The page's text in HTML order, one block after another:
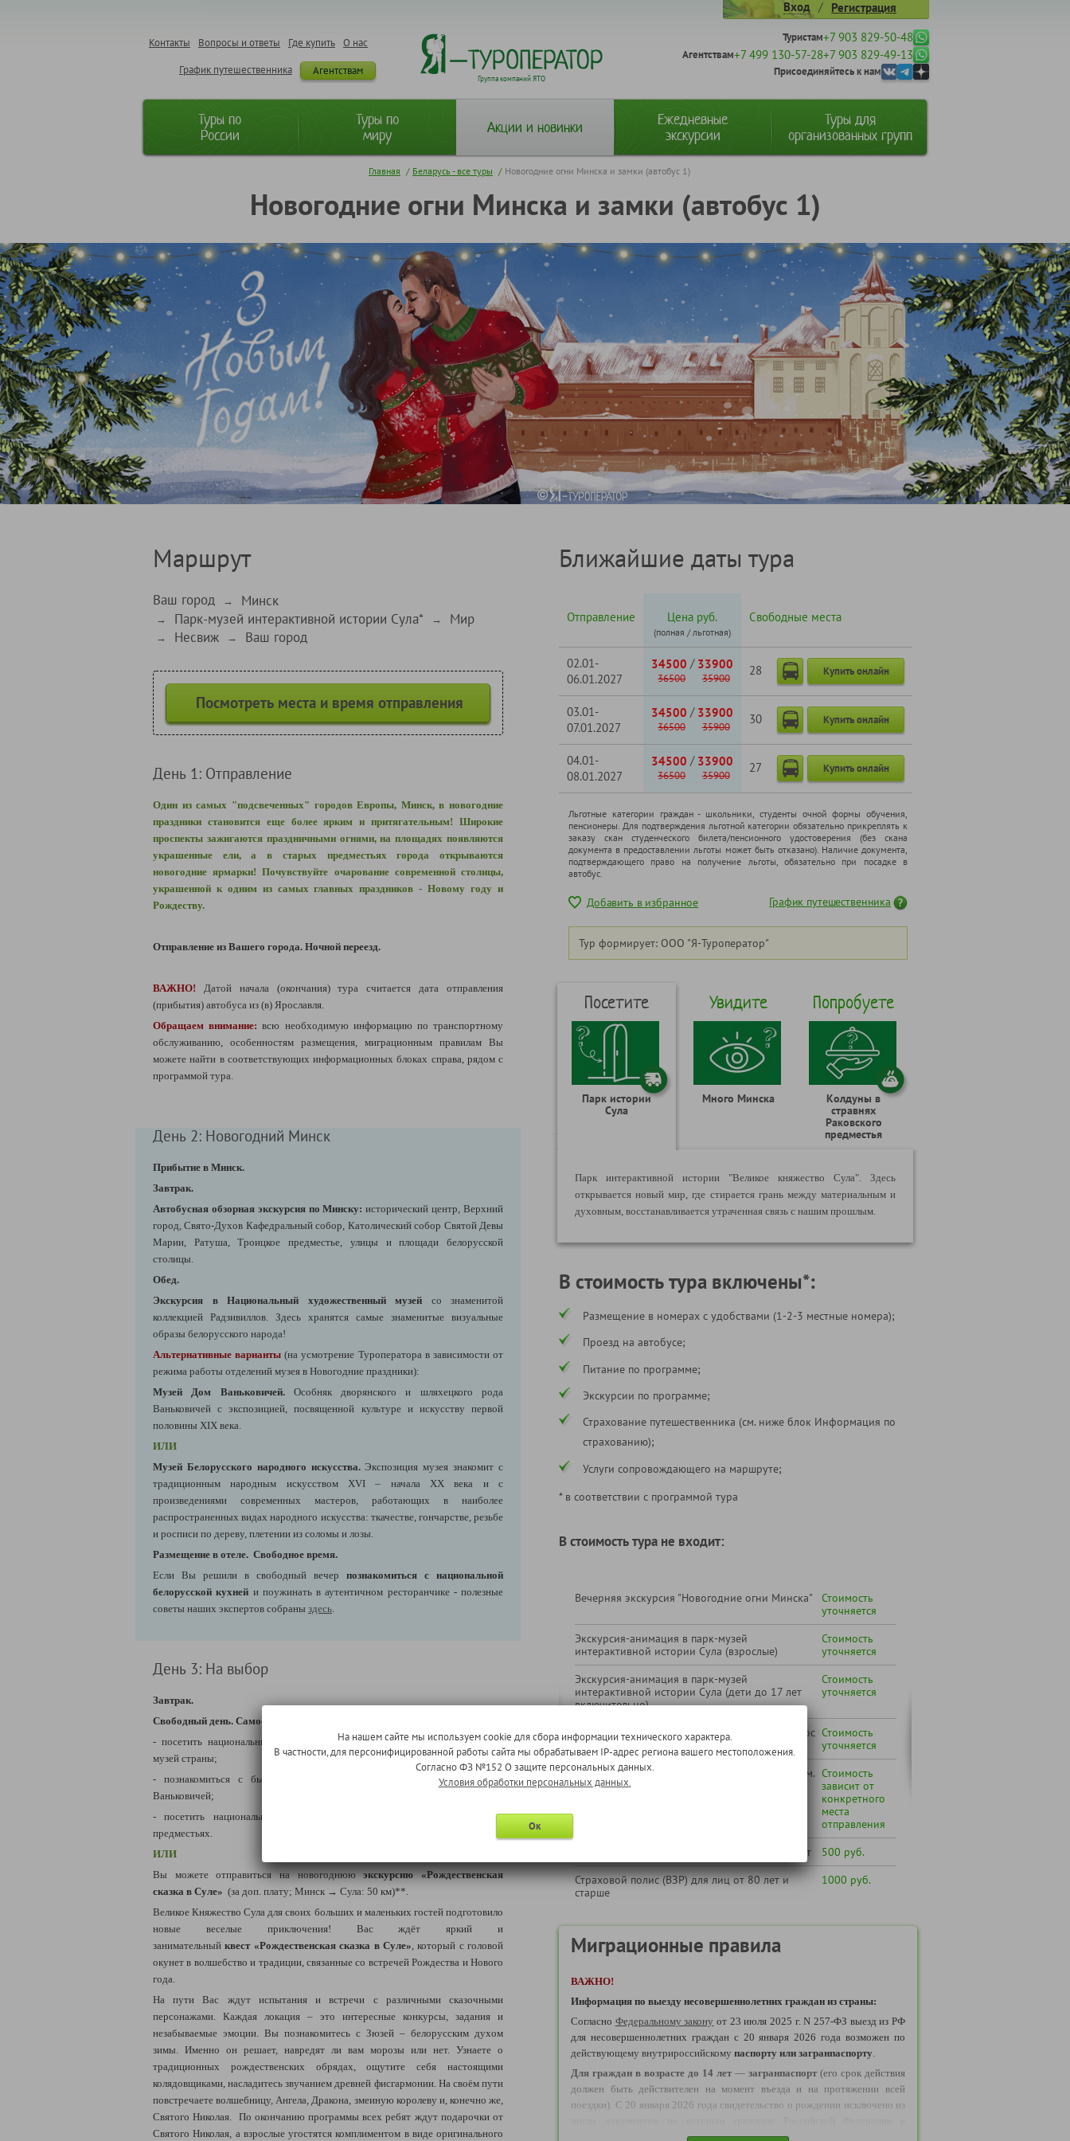
Вход / Регистрация
О нас
Где купить
Вопросы и ответы
Контакты
Агентствам
График путешественника
Группа компаний ЯТО
Туристам+7 903 829-50-48
Агентствам+7 499 130-57-28+7 903 829-49-13
Присоединяйтесь к нам
Туры по
России
Туры по
миру
Акции и новинки
Ежедневные
экскурсии
Туры для
организованных групп
Главная / Беларусь - все туры / Новогодние огни Минска и замки (автобус 1)
Новогодние огни Минска и замки (автобус 1)
Маршрут
Ваш город → Минск
→ Парк-музей интерактивной истории Сула* → Мир
→ Несвиж → Ваш город
Посмотреть места и время отправления
День 1: Отправление
Один из самых "подсвеченных" городов Европы, Минск, в новогодние
праздники становится еще более ярким и притягательным! Широкие
проспекты зажигаются праздничными огнями, на площадях появляются
украшенные ели, а в старых предместьях города открываются
новогодние ярмарки! Почувствуйте очарование современной столицы,
украшенной к одним из самых главных праздников - Новому году и
Рождеству.
Отправление из Вашего города. Ночной переезд.
ВАЖНО! Датой начала (окончания) тура считается дата отправления
(прибытия) автобуса из (в) Ярославля.
Обращаем внимание:всю необходимую информацию по транспортному
обслуживанию, особенностям размещения, миграционным правилам Вы
можете найти в соответствующих информационных блоках справа, рядом с
программой тура.
День 2: Новогодний Минск
Прибытие в Минск.
Завтрак.
Автобусная обзорная экскурсия по Минску:исторический центр, Верхний
город, Свято-Духов Кафедральный собор, Католический собор Святой Девы
Марии, Ратуша, Троицкое предместье, улицы и площади белорусской
столицы.
Обед.
Экскурсия в Национальный художественный музей со знаменитой
коллекцией Радзивиллов. Здесь хранятся самые знаменитые визуальные
образы белорусского народа!
Альтернативные варианты (на усмотрение Туроператора в зависимости от
режима работы отделений музея в Новогодние праздники):
Музей Дом Ваньковичей.Особняк дворянского и шляхецкого рода
Ваньковичей с экспозицией, посвященной культуре и искусству первой
половины XIX века.
ИЛИ
Музей Белорусского народного искусства.Экспозиция музея знакомит с
традиционным народным искусством ХVI – начала XX века и с
произведениями современных мастеров, работающих в наиболее
распространенных видах народного искусства: ткачестве, гончарстве, резьбе
и росписи по дереву, плетении из соломы и лозы.
Размещение в отеле. Свободное время.
Если Вы решили в свободный вечер познакомиться с национальной
белорусской кухней и поужинать в аутентичном ресторанчике - полезные
советы наших экспертов собраны здесь
День 3: На выбор
Завтрак.
Свободный день. Самостоятельно Вы сможете:
- посетить национальный исторический музей Белоруссии - крупнейший
музей страны;
- познакомиться с бытом минской шляхты - посетить усадьбу-музей
Ваньковичей;
- посетить национальные стравни (корчмы) в Раковском и Троицком
предместьях.
ИЛИ
Вы можете отправиться на новогоднююэкскурсию «Рождественская
сказка в Суле» (за доп. плату; Минск → Сула: 50 км)**.
Великое Княжество Сула для своих больших и маленьких гостей подготовило
новые веселые приключения! Вас ждёт яркий и
занимательныйквест «Рождественская сказка в Суле» , который с головой
окунет в волшебство и традиции, связанные со встречей Рождества и Нового
года.
На пути Вас ждут испытания и встречи с различными сказочными
персонажами. Каждая локация – это интересные конкурсы, задания и
незабываемые эмоции. Вы познакомитесь с Зюзей – белорусским духом
зимы. Именно он решает, навредят ли вам морозы или нет. Узнаете о
традиционных рождественских обрядах, ощутите себя настоящими
колядовщиками, насладитесь звучанием древней фисгармонии. На своём пути
повстречаете волшебницу, Ангела, Дракона, змеиную королеву и, конечно же,
Святого Николая. По окончанию программы всех ребят ждут подарочки от
Святого Николая, а взрослые угостятся комплиментом в виде оригинального
Ближайшие даты тура
Отправление Цена руб.
(полная / льготная)
Свободные места
02.01-
06.01.2027
34500 / 33900
36500 35900
28 Купить онлайн
03.01-
07.01.2027
34500 / 33900
36500 35900
30 Купить онлайн
04.01-
08.01.2027
34500 / 33900
36500 35900
27 Купить онлайн
Льготные категории граждан - школьники, cтуденты очной формы обучения,
пенсионеры. Для подтверждения льготной категории обязательно прикреплять к
заказу скан студенческого билета/пенсионного удостоверения (без скана
документа в предоставлении льготы может быть отказано). Наличие документа,
подтверждающего право на получение льготы, обязательно при посадке в
автобус.
Добавить в избранное График путешественника
Тур формирует: ООО "Я-Туроператор"
Посетите
Парк истории
Сула
Увидите
Много Минска
Попробуете
Колдуны в
стравнях
Раковского
предместья
Парк интерактивной истории "Великое княжество Сула". Здесь
открывается новый мир, где стирается грань между материальным и
духовным, восстанавливается утраченная связь с нашим прошлым.
В стоимость тура включены*:
Размещение в номерах с удобствами (1-2-3 местные номера);
Проезд на автобусе;
Питание по программе;
Экскурсии по программе;
Страхование путешественника (см. ниже блок Информация по
страхованию);
Услуги сопровождающего на маршруте;
* в соответствии с программой тура
В стоимость тура не входит:
Вечерняя экскурсия "Новогодние огни Минска"
Стоимость
уточняется
Экскурсия-анимация в парк-музей
интерактивной истории Сула (взрослые)
Стоимость
уточняется
Экскурсия-анимация в парк-музей
интерактивной истории Сула (дети до 17 лет
включительно)
Стоимость
уточняется
1-местное размещение (по желанию под запрос
в ЛК)
Стоимость
уточняется
Надбавка за отправление из Вашего города (см.
ниже пункт " Информация по транспортному
Стоимость
зависит от
конкретного
места
отправления
Страховой полис (ВЗР) для лиц от 65 до 79 лет
500 руб.
Страховой полис (ВЗР) для лиц от 80 лет и
старше
1000 руб.
Миграционные правила
ВАЖНО!
Информация по выезду несовершеннолетних граждан из страны:
Согласно Федеральному закону от 23 июля 2025 г. N 257-ФЗ выезд из РФ
для несовершеннолетних граждан с 20 января 2026 года возможен по
действующему внутрироссийскому паспорту или загранпаспорту
Для граждан в возрасте до 14 лет — загранпаспорт (его срок действия
должен быть действителен на момент въезда и на протяжении всей
поездки). С 20 января 2026 года свидетельство о рождении исключено из
возрасте до 14 лет могут осуществлять выезд в Беларусь
На нашем сайте мы используем cookie для сбора информации технического характера.
В частности, для персонифицированной работы сайта мы обрабатываем IP-адрес региона вашего местоположения.
Согласно ФЗ №152 О защите персональных данных.
Условия обработки персональных данных.
Ок